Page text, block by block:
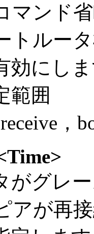
マンド
トルー
効にし
範囲
がグレ
アが再